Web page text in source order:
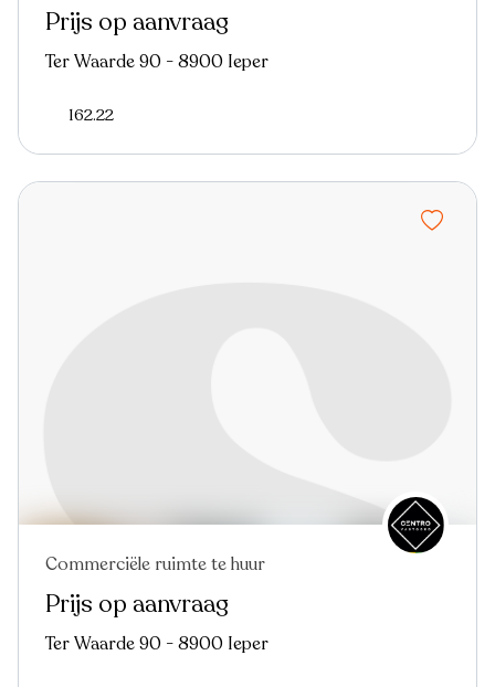
Prijs op aanvraag
Ter Waarde 90 - 8900 Ieper
162.22
Commerciële ruimte te huur
Prijs op aanvraag
Ter Waarde 90 - 8900 Ieper